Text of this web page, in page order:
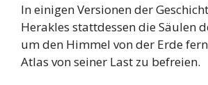
In einigen Versionen der
Herakles stattdessen die Säulen
um den Himmel von der Erde
Atlas von seiner Last zu befreien.